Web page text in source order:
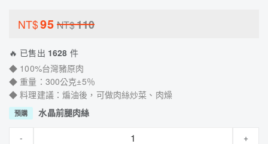
NT$95 NT$110
🔥 已售出 1628 件
◆ 100%台灣豬原肉
◆ 重量：300公克±5％
◆ 料理建議：煸油後，可做肉絲炒菜、肉燥
預購 水晶前腿肉絲
- +